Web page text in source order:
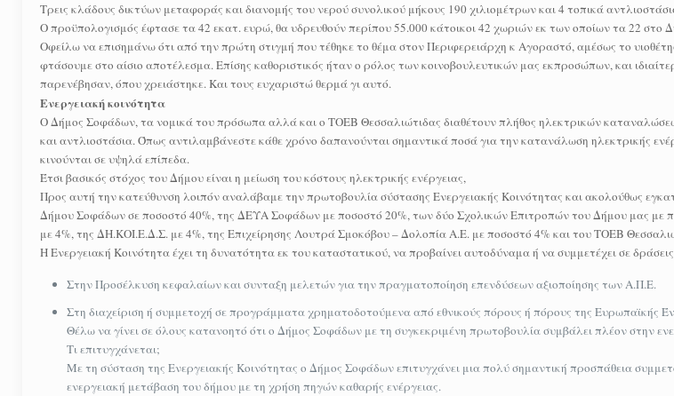
Τρεις κλάδους δικτύων μεταφοράς και διανομής του νερού συνολικού μήκους 190 χιλιομέτρων και 4 τοπικά
Ο προϋπολογισμός έφτασε τα 42 εκατ. ευρώ, θα υδρευθούν περίπου 55.000 κάτοικοι 42 χωριών εκ των οποίων τα 22 στο
Οφείλω να επισημάνω ότι από την πρώτη στιγμή που τέθηκε το θέμα στον Περιφερειάρχη κ Αγοραστό, αμέσως το
φτάσουμε στο αίσιο αποτέλεσμα. Επίσης καθοριστικός ήταν ο ρόλος των κοινοβουλευτικών μας εκπροσώπων, και
παρενέβησαν, όπου χρειάστηκε. Και τους ευχαριστώ θερμά γι αυτό.
Ενεργειακή κοινότητα
Ο Δήμος Σοφάδων, τα νομικά του πρόσωπα αλλά και ο ΤΟΕΒ Θεσσαλιώτιδας διαθέτουν πλήθος ηλεκτρικών
και αντλιοστάσια. Όπως αντιλαμβάνεστε κάθε χρόνο δαπανούνται σημαντικά ποσά για την κατανάλωση ηλεκτρικής
κινούνται σε υψηλά επίπεδα.
Έτσι βασικός στόχος του Δήμου είναι η μείωση του κόστους ηλεκτρικής ενέργειας,
Προς αυτή την κατεύθυνση λοιπόν αναλάβαμε την πρωτοβουλία σύστασης Ενεργειακής Κοινότητας και ακολούθως
Δήμου Σοφάδων σε ποσοστό 40%, της ΔΕΥΑ Σοφάδων με ποσοστό 20%, των δύο Σχολικών Επιτροπών του Δήμου μας με
με 4%, της ΔΗ.ΚΟΙ.Ε.Δ.Σ. με 4%, της Επιχείρησης Λουτρά Σμοκόβου – Δολοπία Α.Ε. με ποσοστό 4% και του ΤΟΕΒ
Η Ενεργειακή Κοινότητα έχει τη δυνατότητα εκ του καταστατικού, να προβαίνει αυτοδύναμα ή να συμμετέχει σε
Στην Προσέλκυση κεφαλαίων και συνταξη μελετών για την πραγματοποίηση επενδύσεων αξιοποίησης των Α.Π.Ε.
Στη διαχείριση ή συμμετοχή σε προγράμματα χρηματοδοτούμενα από εθνικούς πόρους ή πόρους της Ευρωπαϊκής
Θέλω να γίνει σε όλους κατανοητό ότι ο Δήμος Σοφάδων με τη συγκεκριμένη πρωτοβουλία συμβάλει πλέον στην
Τι επιτυγχάνεται;
Με τη σύσταση της Ενεργειακής Κοινότητας ο Δήμος Σοφάδων επιτυγχάνει μια πολύ σημαντική προσπάθεια
ενεργειακή μετάβαση του δήμου με τη χρήση πηγών καθαρής ενέργειας.